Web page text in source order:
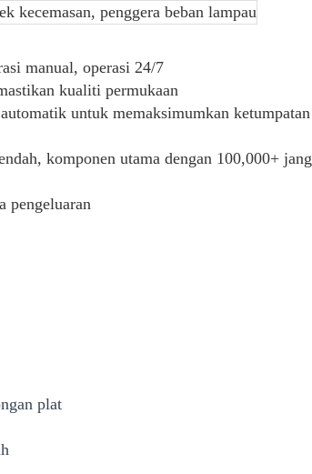
kecemasan, penggera beban lampau
manual, operasi 24/7
kualiti permukaan
untuk memaksimumkan ketumpatan
komponen utama dengan 100,000+
pengeluaran
plat